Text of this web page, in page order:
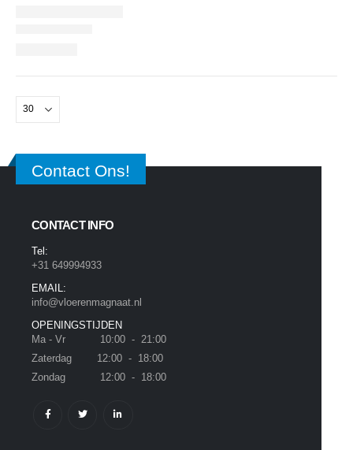
Contact Ons!
CONTACT INFO
Tel:
+31 649994933
EMAIL:
info@vloerenmagnaat.nl
OPENINGSTIJDEN
Ma - Vr 10:00 - 21:00
Zaterdag 12:00 - 18:00
Zondag 12:00 - 18:00